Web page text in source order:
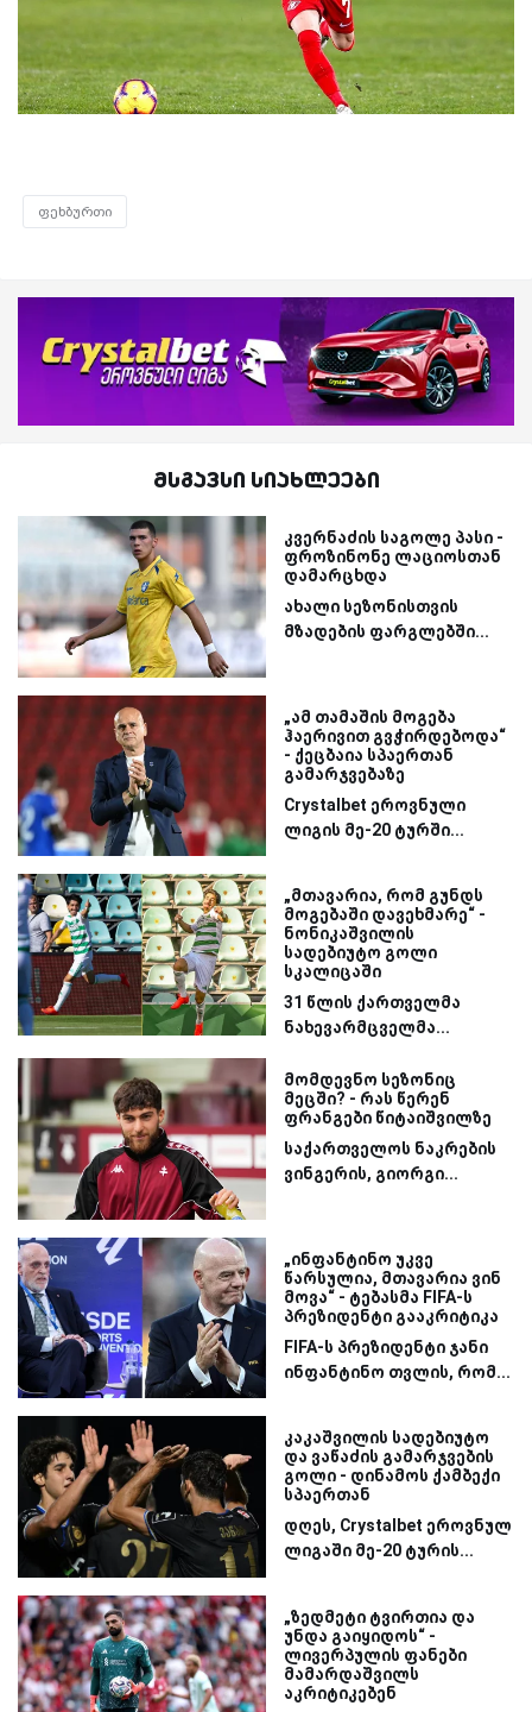
ფეხბურთი
მსგავსი სიახლეები
კვერნაძის საგოლე პასი -
ფროზინონე ლაციოსთან
დამარცხდა
ახალი სეზონისთვის
მზადების ფარგლებში...
„ამ თამაშის მოგება
ჰაერივით გვჭირდებოდა“
- ქეცბაია სპაერთან
გამარჯვებაზე
Crystalbet ეროვნული
ლიგის მე-20 ტურში...
„მთავარია, რომ გუნდს
მოგებაში დავეხმარე“ -
ნონიკაშვილის
სადებიუტო გოლი
სკალიცაში
31 წლის ქართველმა
ნახევარმცველმა...
მომდევნო სეზონიც
მეცში? - რას წერენ
ფრანგები წიტაიშვილზე
საქართველოს ნაკრების
ვინგერის, გიორგი...
„ინფანტინო უკვე
წარსულია, მთავარია ვინ
მოვა“ - ტებასმა FIFA-ს
პრეზიდენტი გააკრიტიკა
FIFA-ს პრეზიდენტი ჯანი
ინფანტინო თვლის, რომ...
კაკაშვილის სადებიუტო
და ვაწაძის გამარჯვების
გოლი - დინამოს ქამბექი
სპაერთან
დღეს, Crystalbet ეროვნულ
ლიგაში მე-20 ტურის...
„ზედმეტი ტვირთია და
უნდა გაიყიდოს“ -
ლივერპულის ფანები
მამარდაშვილს
აკრიტიკებენ